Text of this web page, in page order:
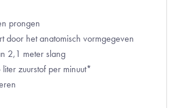
prongen
door het anatomisch vormgegeven
2,1 meter slang
zuurstof per minuut*